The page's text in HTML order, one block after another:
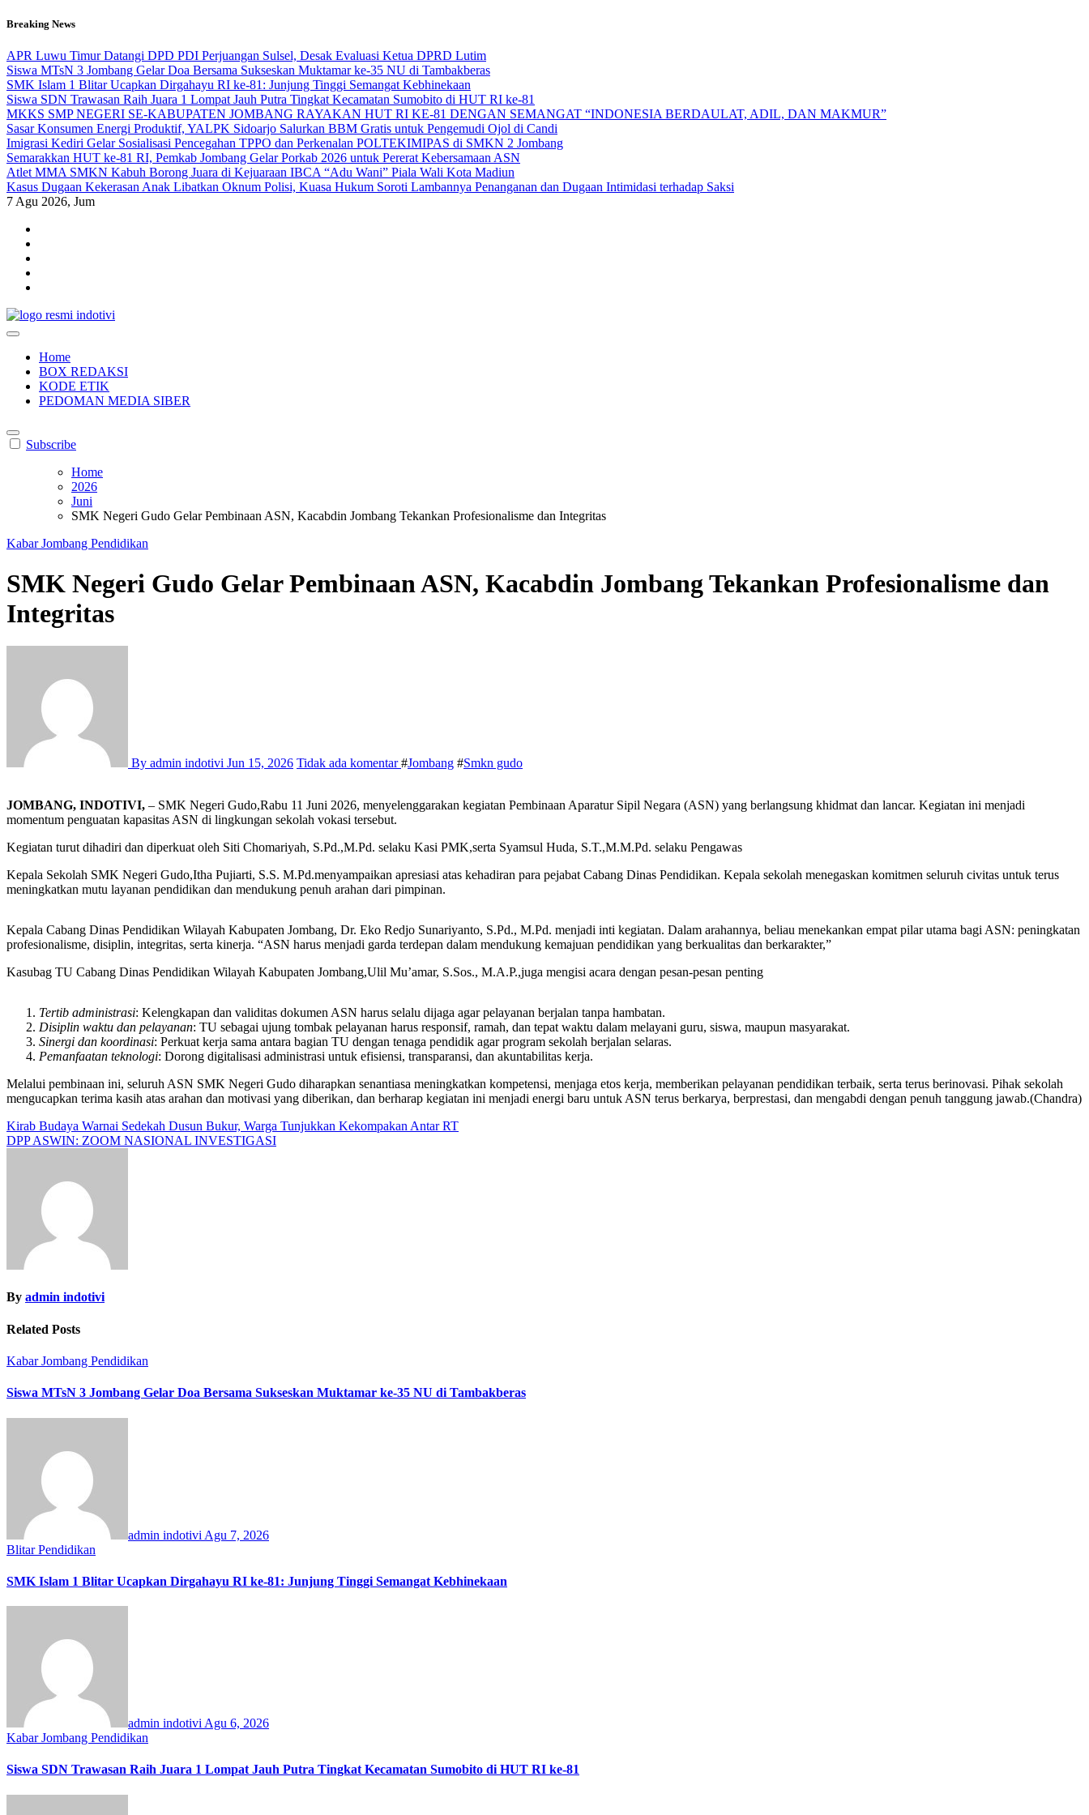
Skip
content
Breaking News
APR Luwu Timur Datangi DPD PDI Perjuangan Sulsel, Desak Evaluasi Ketua DPRD Lutim
Siswa MTsN 3 Jombang Gelar Doa Bersama Sukseskan Muktamar ke-35 NU di Tambakberas
SMK Islam 1 Blitar Ucapkan Dirgahayu RI ke-81: Junjung Tinggi Semangat Kebhinekaan
Siswa SDN Trawasan Raih Juara 1 Lompat Jauh Putra Tingkat Kecamatan Sumobito di HUT RI ke-81
MKKS SMP NEGERI SE-KABUPATEN JOMBANG RAYAKAN HUT RI KE-81 DENGAN SEMANGAT “INDONESIA BERDAULAT, ADIL, DAN MAKMUR”
Sasar Konsumen Energi Produktif, YALPK Sidoarjo Salurkan BBM Gratis untuk Pengemudi Ojol di Candi
Imigrasi Kediri Gelar Sosialisasi Pencegahan TPPO dan Perkenalan POLTEKIMIPAS di SMKN 2 Jombang
Semarakkan HUT ke-81 RI, Pemkab Jombang Gelar Porkab 2026 untuk Pererat Kebersamaan ASN
Atlet MMA SMKN Kabuh Borong Juara di Kejuaraan IBCA “Adu Wani” Piala Wali Kota Madiun
Kasus Dugaan Kekerasan Anak Libatkan Oknum Polisi, Kuasa Hukum Soroti Lambannya Penanganan dan Dugaan Intimidasi terhadap Saksi
7 Agu 2026, Jum
Home
BOX REDAKSI
KODE ETIK
PEDOMAN MEDIA SIBER
Subscribe
Home
2026
Juni
SMK Negeri Gudo Gelar Pembinaan ASN, Kacabdin Jombang Tekankan Profesionalisme dan Integritas
Kabar Jombang Pendidikan
SMK Negeri Gudo Gelar Pembinaan ASN, Kacabdin Jombang Tekankan Profesionalisme dan
Integritas
By admin indotivi Jun 15, 2026 Tidak ada komentar#Jombang #Smkn gudo
JOMBANG, INDOTIVI, – SMK Negeri Gudo,Rabu 11 Juni 2026, menyelenggarakan kegiatan Pembinaan Aparatur Sipil Negara (ASN) yang berlangsung khidmat dan lancar. Kegiatan ini menjadi
momentum penguatan kapasitas ASN di lingkungan sekolah vokasi tersebut.
Kegiatan turut dihadiri dan diperkuat oleh Siti Chomariyah, S.Pd.,M.Pd. selaku Kasi PMK,serta Syamsul Huda, S.T.,M.M.Pd. selaku Pengawas
Kepala Sekolah SMK Negeri Gudo,Itha Pujiarti, S.S. M.Pd.menyampaikan apresiasi atas kehadiran para pejabat Cabang Dinas Pendidikan. Kepala sekolah menegaskan komitmen seluruh civitas untuk terus
meningkatkan mutu layanan pendidikan dan mendukung penuh arahan dari pimpinan.
Kepala Cabang Dinas Pendidikan Wilayah Kabupaten Jombang, Dr. Eko Redjo Sunariyanto, S.Pd., M.Pd. menjadi inti kegiatan. Dalam arahannya, beliau menekankan empat pilar utama bagi ASN: peningkatan
profesionalisme, disiplin, integritas, serta kinerja. “ASN harus menjadi garda terdepan dalam mendukung kemajuan pendidikan yang berkualitas dan berkarakter,”
Kasubag TU Cabang Dinas Pendidikan Wilayah Kabupaten Jombang,Ulil Mu’amar, S.Sos., M.A.P.,juga mengisi acara dengan pesan-pesan penting
Tertib administrasi: Kelengkapan dan validitas dokumen ASN harus selalu dijaga agar pelayanan berjalan tanpa hambatan.
Disiplin waktu dan pelayanan: TU sebagai ujung tombak pelayanan harus responsif, ramah, dan tepat waktu dalam melayani guru, siswa, maupun masyarakat.
Sinergi dan koordinasi: Perkuat kerja sama antara bagian TU dengan tenaga pendidik agar program sekolah berjalan selaras.
Pemanfaatan teknologi: Dorong digitalisasi administrasi untuk efisiensi, transparansi, dan akuntabilitas kerja.
Melalui pembinaan ini, seluruh ASN SMK Negeri Gudo diharapkan senantiasa meningkatkan kompetensi, menjaga etos kerja, memberikan pelayanan pendidikan terbaik, serta terus berinovasi. Pihak sekolah
mengucapkan terima kasih atas arahan dan motivasi yang diberikan, dan berharap kegiatan ini menjadi energi baru untuk ASN terus berkarya, berprestasi, dan mengabdi dengan penuh tanggung jawab.(Chandra)
Navigasi
pos
Kirab Budaya Warnai Sedekah Dusun Bukur, Warga Tunjukkan Kekompakan Antar RT
DPP ASWIN: ZOOM NASIONAL INVESTIGASI
By admin indotivi
Related Posts
Kabar Jombang Pendidikan
Siswa MTsN 3 Jombang Gelar Doa Bersama Sukseskan Muktamar ke-35 NU di Tambakberas
admin indotivi Agu 7, 2026
BlitarPendidikan
SMK Islam 1 Blitar Ucapkan Dirgahayu RI ke-81: Junjung Tinggi Semangat Kebhinekaan
admin indotivi Agu 6, 2026
Kabar Jombang Pendidikan
Siswa SDN Trawasan Raih Juara 1 Lompat Jauh Putra Tingkat Kecamatan Sumobito di HUT RI ke-81